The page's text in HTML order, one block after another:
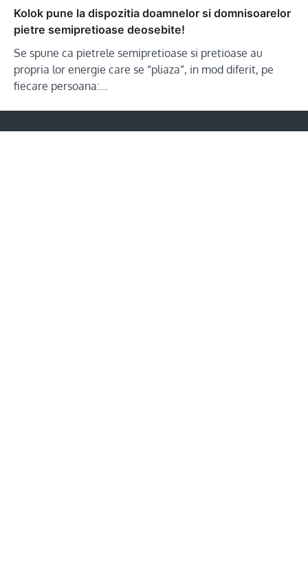
Kolok pune la dispozitia doamnelor si domnisoarelor
pietre semipretioase deosebite!
Se spune ca pietrele semipretioase si pretioase au
propria lor energie care se “pliaza”, in mod diferit, pe
fiecare persoana:…